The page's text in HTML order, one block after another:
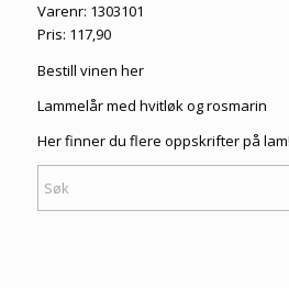
Varenr: 1303101
Pris: 117,90
Bestill vinen her
Lammelår med hvitløk og rosmarin
Her finner du flere oppskrifter på lam!